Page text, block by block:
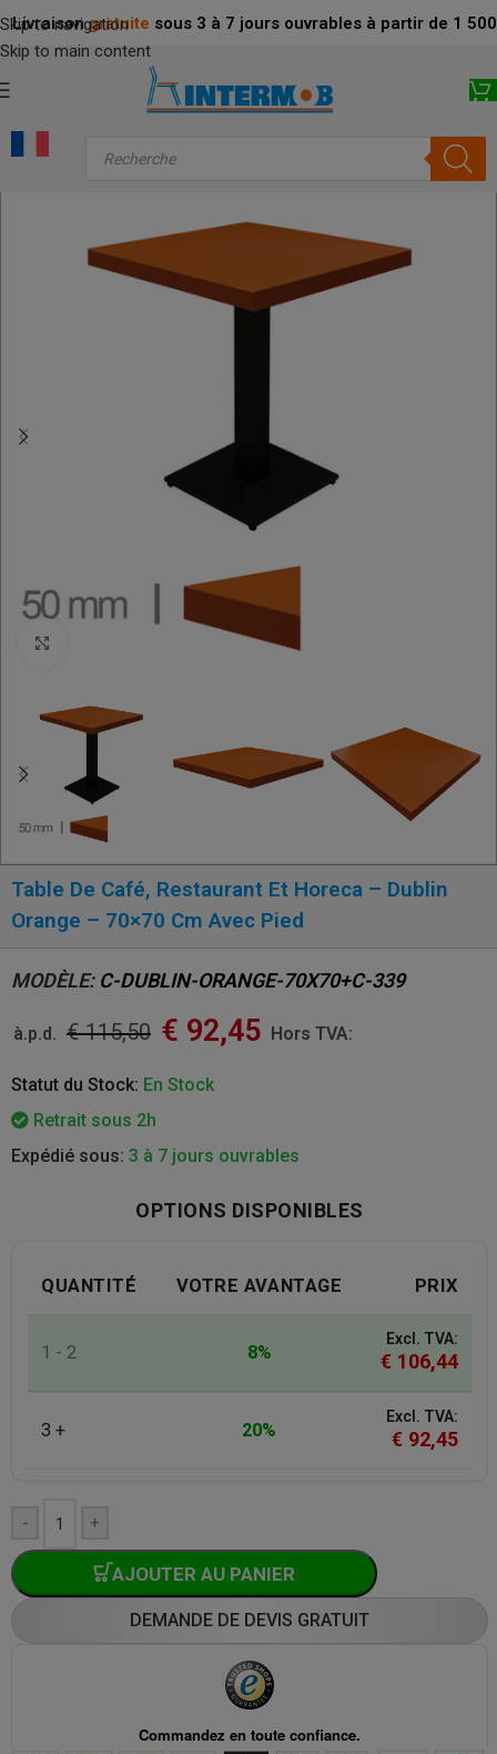
Skip to navigation
Skip to main content
Livraison gratuite sous 3 à 7 jours ouvrables à partir de 1
Table De Café, Restaurant Et Horeca – Dublin
Orange – 70×70 Cm Avec Pied
MODÈLE: C-DUBLIN-ORANGE-70X70+C-339
à.p.d. €115,50 € 92,45 Hors TVA:
Statut du Stock: En Stock
Retrait sous 2h
Expédié sous: 3 à 7 jours ouvrables
OPTIONS DISPONIBLES
QUANTITÉ VOTRE AVANTAGE PRIX
1 - 2 8%
Excl. TVA:
€ 106,44
3 + 20%
Excl. TVA:
€ 92,45
- +
AJOUTER AU PANIER
DEMANDE DE DEVIS GRATUIT
Paiement sécurisé partout et à tout moment